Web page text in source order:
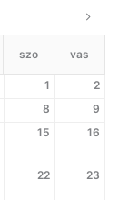
szo vas
1
2
8
9
15 16
22 23